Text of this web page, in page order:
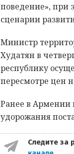
поведение», при
сценарии
Министр
Худатян в
республику
пересмотре цен
Ранее в
удорожания
Следите за